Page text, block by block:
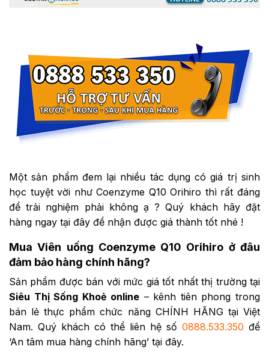
Một sản phẩm đem lại nhiều tác dụng có giá trị sinh
học tuyệt vời như Coenzyme Q10 Orihiro thì rất đáng
để trải nghiệm phải không ạ ? Quý khách hãy đặt
hàng ngay tại đây để nhận được giá thành tốt nhé !
Mua Viên uống Coenzyme Q10 Orihiro ở đâu
đảm bảo hàng chính hãng?
Sản phẩm được bán với mức giá tốt nhất thị trường tại
Siêu Thị Sống Khoẻ online – kênh tiên phong trong
bán lẻ thực phẩm chức năng CHÍNH HÃNG tại Việt
Nam. Quý khách có thể liên hệ số 0888.533.350 để
‘An tâm mua hàng chính hãng’ tại đây.